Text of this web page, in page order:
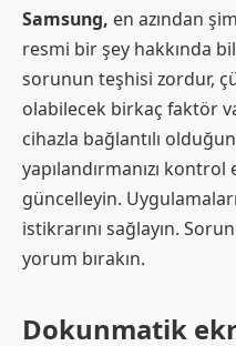
Samsung, en azından
resmi bir şey hakkında
sorunun teşhisi zordur,
olabilecek birkaç faktör
cihazla bağlantılı
yapılandırmanızı kontrol
güncelleyin.
istikrarını sağlayın.
yorum bırakın.
Dokunmatik